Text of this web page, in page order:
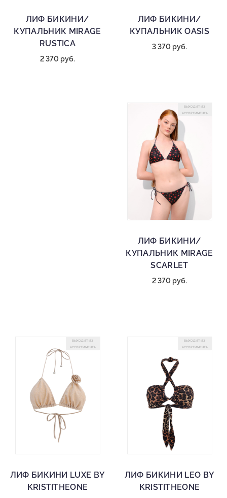
ЛИФ БИКИНИ/
КУПАЛЬНИК MIRAGE
RUSTICA
2 370 руб.
ЛИФ БИКИНИ/
КУПАЛЬНИК OASIS
3 370 руб.
ВЫХОДИТ ИЗ
АССОРТИМЕНТА
ЛИФ БИКИНИ/
КУПАЛЬНИК MIRAGE
SCARLET
2 370 руб.
ВЫХОДИТ ИЗ
АССОРТИМЕНТА
ЛИФ БИКИНИ LUXE BY
KRISTITHEONE
ВЫХОДИТ ИЗ
АССОРТИМЕНТА
ЛИФ БИКИНИ LEO BY
KRISTITHEONE